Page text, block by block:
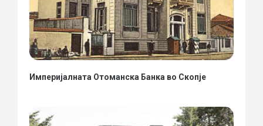
Империјалната Отоманска Банка во Скопје